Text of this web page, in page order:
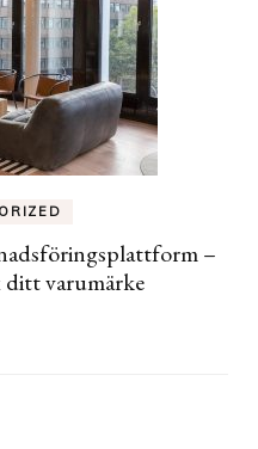
–
ditt varumärke